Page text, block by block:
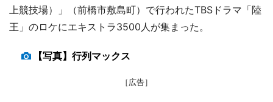
上競技場）」（前橋市敷島町）で行われたTBSドラマ「陸
王」のロケにエキストラ3500人が集まった。
【写真】行列マックス
［広告］